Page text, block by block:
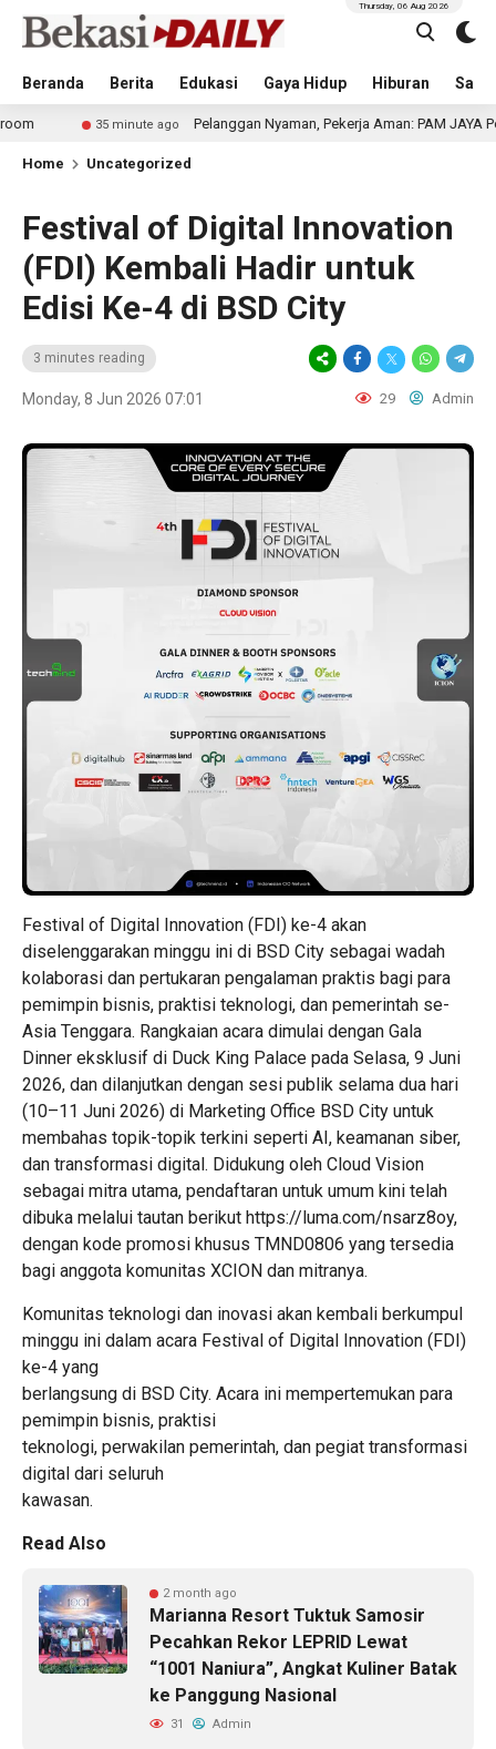
Beranda Berita Edukasi Gaya Hidup Hiburan
Thursday, 06 Aug 2026
35 minute ago Pelanggan Nyaman, Pekerja Aman: PAM JAYA Perkuat
Home Uncategorized
Festival of Digital Innovation
(FDI) Kembali Hadir untuk
Edisi Ke-4 di BSD City
3 minutes reading
Monday, 8 Jun 2026 07:01 29 Admin
Festival of Digital Innovation (FDI) ke-4 akan
diselenggarakan minggu ini di BSD City sebagai wadah
kolaborasi dan pertukaran pengalaman praktis bagi para
pemimpin bisnis, praktisi teknologi, dan pemerintah se-
Asia Tenggara. Rangkaian acara dimulai dengan Gala
Dinner eksklusif di Duck King Palace pada Selasa, 9 Juni
2026, dan dilanjutkan dengan sesi publik selama dua hari
(10–11 Juni 2026) di Marketing Office BSD City untuk
membahas topik-topik terkini seperti AI, keamanan siber,
dan transformasi digital. Didukung oleh Cloud Vision
sebagai mitra utama, pendaftaran untuk umum kini telah
dibuka melalui tautan berikut https://luma.com/nsarz8oy,
dengan kode promosi khusus TMND0806 yang tersedia
bagi anggota komunitas XCION dan mitranya.
Komunitas teknologi dan inovasi akan kembali berkumpul
minggu ini dalam acara Festival of Digital Innovation (FDI)
ke-4 yang
berlangsung di BSD City. Acara ini mempertemukan para
pemimpin bisnis, praktisi
teknologi, perwakilan pemerintah, dan pegiat transformasi
digital dari seluruh
kawasan.
Read Also
2 month ago
Marianna Resort Tuktuk Samosir
Pecahkan Rekor LEPRID Lewat
“1001 Naniura”, Angkat Kuliner Batak
ke Panggung Nasional
31 Admin